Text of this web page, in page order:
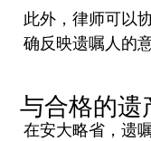
在安大略省，遗
与合格的遗
此外，律师可以
确反映遗嘱人的